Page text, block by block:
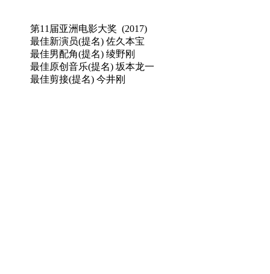
第11届亚洲电影大奖 (2017)
最佳新演员(提名) 佐久本宝
最佳男配角(提名) 绫野刚
最佳原创音乐(提名) 坂本龙一
最佳剪接(提名) 今井刚